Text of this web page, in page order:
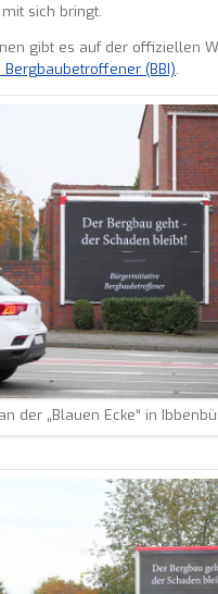
sich bringt.
gibt es auf der offiziellen
(BBI).
der „Blauen Ecke“ in